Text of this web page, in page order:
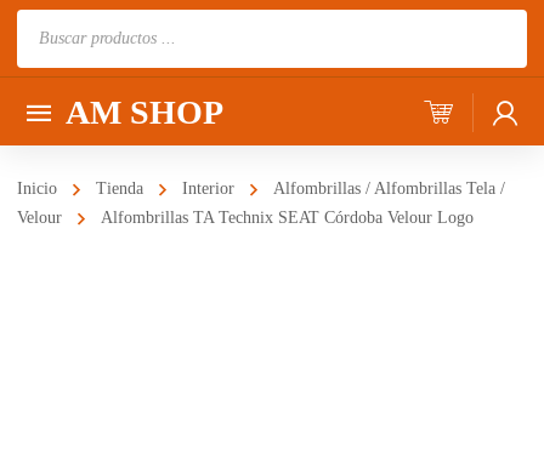
AM SHOP
Inicio Tienda Interior
Alfombrillas / Alfombrillas Tela /
Velour
Alfombrillas TA Technix SEAT Córdoba Velour Logo